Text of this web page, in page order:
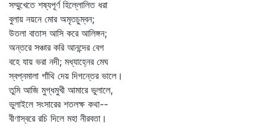
সম্মুখেতে শষ্যপূর্ণ হিল্লোলিত ধরা
বুলায় নয়নে মোর অমৃতচুম্বন;
উতলা বাতাস আসি করে আলিঙ্গন;
অন্তরে সঞ্চার করি আনন্দের বেগ
বহে যায় ভরা নদী; মধ্যাহ্নের মেঘ
স্বপ্নমালা গাঁথি দেয় দিগন্তের ভালে।
তুমি আজি মুগ্ধমুখী আমারে ভুলালে,
ভুলাইলে সংসারের শতলক্ষ কথা--
বীণাস্বরে রচি দিলে মহা নীরবতা।